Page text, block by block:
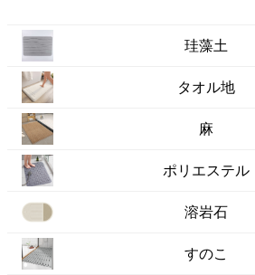
珪藻土
タオル地
麻
ポリエステル
溶岩石
すのこ